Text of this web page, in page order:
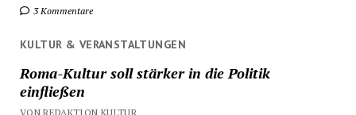
3 Kommentare
KULTUR & VERANSTALTUNGEN
Roma-Kultur soll stärker in die Politik
einfließen
VON REDAKTION KULTUR